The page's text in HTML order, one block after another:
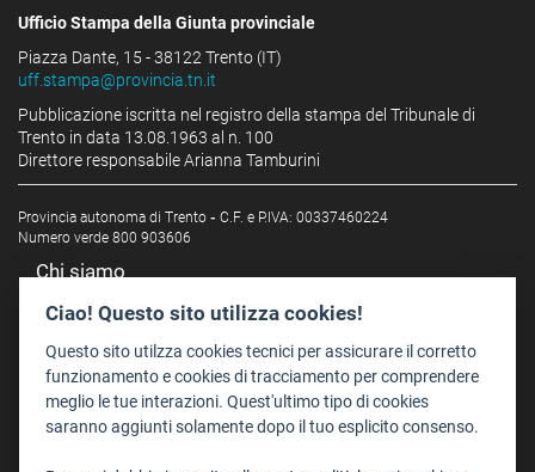
Ufficio Stampa della Giunta provinciale
Piazza Dante, 15 - 38122 Trento (IT)
uff.stampa@provincia.tn.it
Pubblicazione iscritta nel registro della stampa del Tribunale di
Trento in data 13.08.1963 al n. 100
Direttore responsabile Arianna Tamburini
Provincia autonoma di Trento - C.F. e P.IVA: 00337460224
Numero verde 800 903606
Chi siamo
Redazione
Staff
Format - Centro Audiovisivi
Trentino Film Commission
Ciao! Questo sito utilizza cookies!
Questo sito utilzza cookies tecnici per assicurare il corretto
funzionamento e cookies di tracciamento per comprendere
meglio le tue interazioni. Quest'ultimo tipo di cookies
saranno aggiunti solamente dopo il tuo esplicito consenso.